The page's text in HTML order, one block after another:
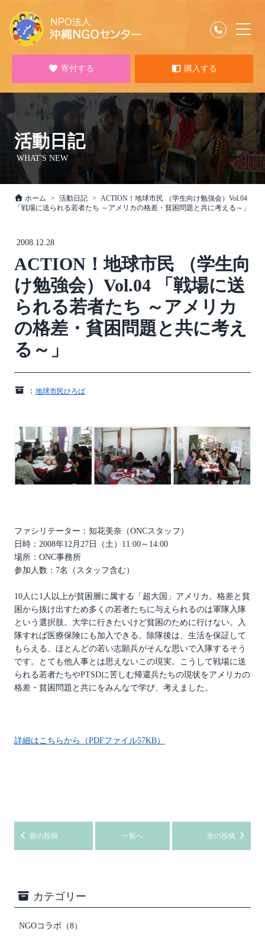
寄付する 購入する
活動日記
WHAT'S NEW
ホーム 活動日記
ACTION！地球市民 （学生向け勉強会）Vol.04
「戦場に送られる若者たち ～アメリカの格差・貧困問題と共に考える～」
2008.12.28
ACTION！地球市民 （学生向
け勉強会）Vol.04 「戦場に送
られる若者たち ～アメリカ
の格差・貧困問題と共に考え
る～」
： 地球市民ひろば
ファシリテーター：知花美奈（ONCスタッフ）
日時：2008年12月27日（土）11:00～14:00
場所：ONC事務所
参加人数：7名（スタッフ含む）
10人に1人以上が貧困層に属する「超大国」アメリカ。格差と貧
困から抜け出すため多くの若者たちに与えられるのは軍隊入隊
という選択肢。大学に行きたいけど貧困のために行けない。入
隊すれば医療保険にも加入できる。除隊後は、生活を保証して
もらえる、ほとんどの若い志願兵がそんな思いで入隊するそう
です。とても他人事とは思えないこの現実。こうして戦場に送
られる若者たちやPTSDに苦しむ帰還兵たちの現状をアメリカの
格差・貧困問題と共にをみんなで学び、考えました。
詳細はこちらから（PDFファイル57KB）
前の投稿 一覧へ 次の投稿
カテゴリー
NGOコラボ （8）